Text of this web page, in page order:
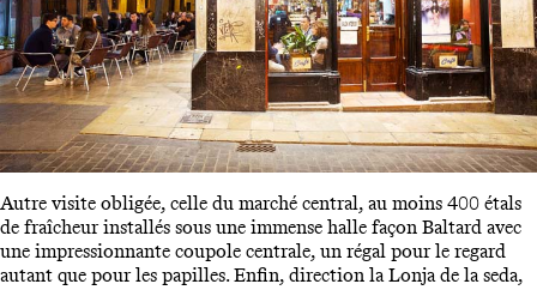
Autre visite obligée, celle du marché central, au moins 400 étals
de fraîcheur installés sous une immense halle façon Baltard avec
une impressionnante coupole centrale, un régal pour le regard
autant que pour les papilles. Enfin, direction la Lonja de la seda,